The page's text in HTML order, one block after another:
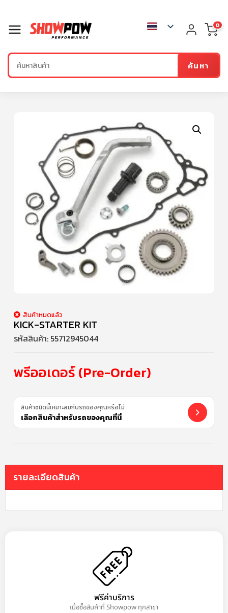
ค้นหา
0
สินค้าหมดแล้ว
KICK-STARTER KIT
รหัสสินค้า: 55712945044
พรีออเดอร์ (Pre-Order)
สินค้าชนิดนี้เหมาะสมกับรถของคุณหรือไม่
เลือกสินค้าสำหรับรถของคุณที่นี่
รายละเอียดสินค้า
ฟรีค่าบริการ
เมื่อซื้อสินค้าที่ Showpow ทุกสาขา